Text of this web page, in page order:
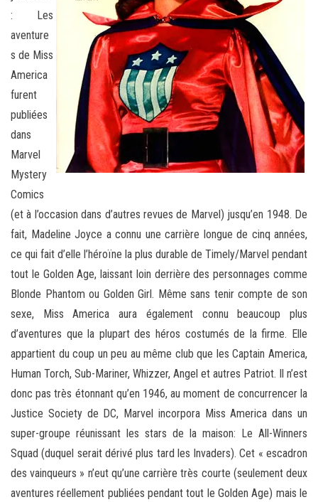
: Les
aventure
s de Miss
America
furent
publiées
dans
Marvel
Mystery
Comics
(et à l’occasion dans d’autres revues de Marvel) jusqu’en 1948. De
fait, Madeline Joyce a connu une carrière longue de cinq années,
ce qui fait d’elle l’héroïne la plus durable de Timely/Marvel pendant
tout le Golden Age, laissant loin derrière des personnages comme
Blonde Phantom ou Golden Girl. Même sans tenir compte de son
sexe, Miss America aura également connu beaucoup plus
d’aventures que la plupart des héros costumés de la firme. Elle
appartient du coup un peu au même club que les Captain America,
Human Torch, Sub-Mariner, Whizzer, Angel et autres Patriot. Il n’est
donc pas très étonnant qu’en 1946, au moment de concurrencer la
Justice Society de DC, Marvel incorpora Miss America dans un
super-groupe réunissant les stars de la maison: Le All-Winners
Squad (duquel serait dérivé plus tard les Invaders). Cet « escadron
des vainqueurs » n’eut qu’une carrière très courte (seulement deux
aventures réellement publiées pendant tout le Golden Age) mais le